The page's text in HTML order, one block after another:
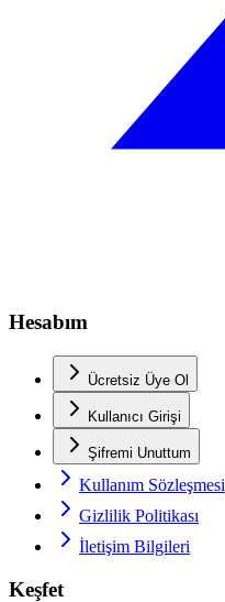
Hesabım
Ücretsiz Üye Ol
Kullanıcı Girişi
Şifremi Unuttum
Kullanım Sözleşmesi
Gizlilik Politikası
İletişim Bilgileri
Keşfet